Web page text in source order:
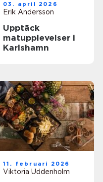
03. april 2026
Erik Andersson
Upptäck
matupplevelser i
Karlshamn
11. februari 2026
Viktoria Uddenholm